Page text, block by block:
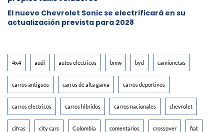
El nuevo Chevrolet Sonic se electrificará en su
actualización prevista para 2028
4x4 audi autos electricos bmw byd camionetas
carros antiguos carros de alta gama carros deportivos
carros electricos carros hibridos carros nacionales chevrolet
cifras city cars Colombia comentarios crossover fiat